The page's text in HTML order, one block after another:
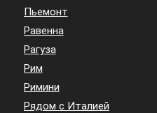
Пьемонт
Равенна
Рагуза
Рим
Римини
Рядом с Италией